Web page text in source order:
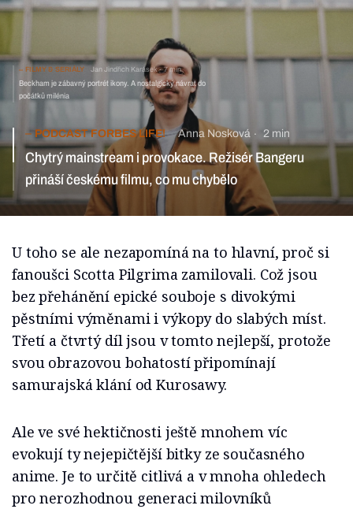
FILMY & SERIÁLY Jan Jindřich Karásek 7 min
Beckham je zábavný portrét ikony. A nostalgický návrat do
počátků milénia
PODCAST FORBES LIFE! Anna Nosková 2 min
Chytrý mainstream i provokace. Režisér Bangeru
přináší českému filmu, co mu chybělo
U toho se ale nezapomíná na to hlavní, proč si
fanoušci Scotta Pilgrima zamilovali. Což jsou
bez přehánění epické souboje s divokými
pěstními výměnami i výkopy do slabých míst.
Třetí a čtvrtý díl jsou v tomto nejlepší, protože
svou obrazovou bohatostí připomínají
samurajská klání od Kurosawy.
Ale ve své hektičnosti ještě mnohem víc
evokují ty nejepičtější bitky ze současného
anime. Je to určitě citlivá a v mnoha ohledech
pro nerozhodnou generaci milovníků